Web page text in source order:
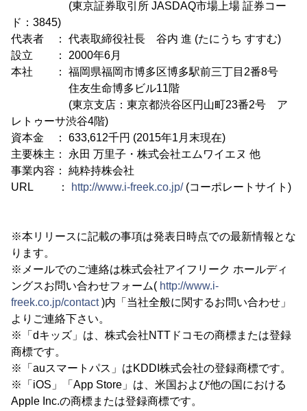
(東京証券取引所 JASDAQ市場上場 証券コー
ド：3845)
代表者 ： 代表取締役社長 谷内 進 (たにうち すすむ)
設立 ： 2000年6月
本社 ： 福岡県福岡市博多区博多駅前三丁目2番8号
住友生命博多ビル11階
(東京支店：東京都渋谷区円山町23番2号 ア
レトゥーサ渋谷4階)
資本金 ： 633,612千円 (2015年1月末現在)
主要株主： 永田 万里子・株式会社エムワイエヌ 他
事業内容： 純粋持株会社
URL ：
http://www.i-freek.co.jp/(コーポレートサイト)
※本リリースに記載の事項は発表日時点での最新情報とな
ります。
※メールでのご連絡は株式会社アイフリーク ホールディ
ングスお問い合わせフォーム( http://www.i-
freek.co.jp/contact)内「当社全般に関するお問い合わせ」
よりご連絡下さい。
※「dキッズ」は、株式会社NTTドコモの商標または登録
商標です。
※「auスマートパス」はKDDI株式会社の登録商標です。
※「iOS」「App Store」は、米国および他の国における
Apple Inc.の商標または登録商標です。